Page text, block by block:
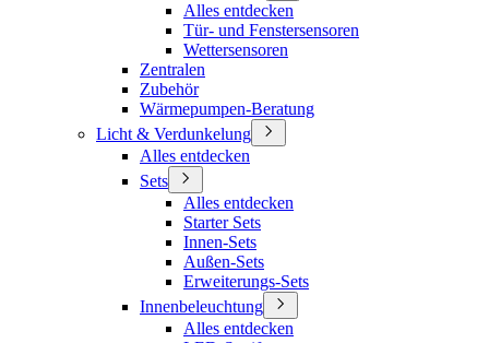
Alles entdecken
Tür- und Fenstersensoren
Wettersensoren
Zentralen
Zubehör
Wärmepumpen-Beratung
Licht & Verdunkelung
Alles entdecken
Sets
Alles entdecken
Starter Sets
Innen-Sets
Außen-Sets
Erweiterungs-Sets
Innenbeleuchtung
Alles entdecken